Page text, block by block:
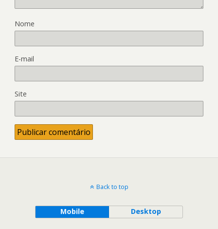
Nome
E-mail
Site
Back to top
Mobile Desktop